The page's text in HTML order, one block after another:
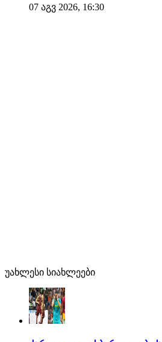
07 აგვ 2026, 16:30
უახლესი სიახლეები